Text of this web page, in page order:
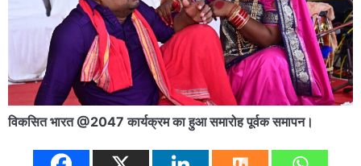
विकसित भारत @2047 कार्यक्रम का हुआ समारोह पूर्वक समापन।